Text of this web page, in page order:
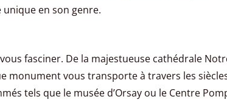
en son genre.
fasciner. De la majestueuse cathédrale
monument vous transporte à travers les
tels que le musée d’Orsay ou le Centre